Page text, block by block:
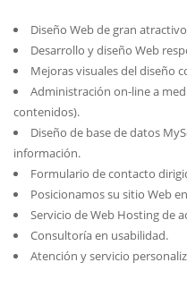
Diseño Web de gran
Desarrollo y diseño Web
Mejoras visuales del diseño
Administración on-line a
contenidos).
Diseño de base de datos
información.
Formulario de contacto
Posicionamos su sitio Web
Servicio de Web Hosting de
Consultoría en usabilidad.
Atención y servicio